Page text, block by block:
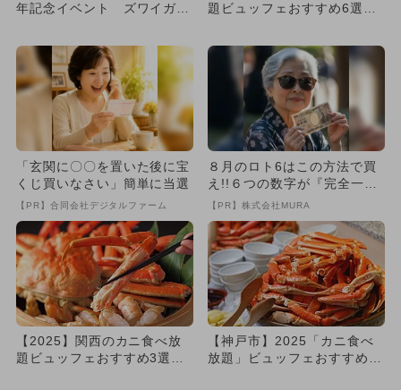
年記念イベント ズワイガニ
題ビュッフェおすすめ6選
「玄関に〇〇を置いた後に宝
くじ買いなさい」簡単に当選
【PR】合同会社デジタルファーム
８月のロト6はこの方法で買
え!!６つの数字が『完全一
致』する方法
【PR】株式会社MURA
【2025】関西のカニ食べ放
題ビュッフェおすすめ3選
【神戸市】2025「カニ食べ
放題」ビュッフェおすすめ3